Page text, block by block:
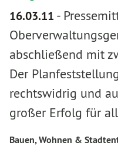
16.03.11 -
abschließend mit
Der
rechtswidrig und
großer Erfolg für
Bauen, Wohnen &